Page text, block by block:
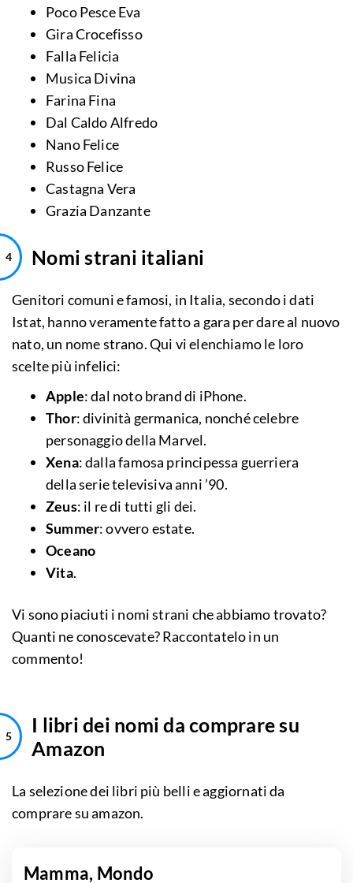
Poco Pesce Eva
Gira Crocefisso
Falla Felicia
Musica Divina
Farina Fina
Dal Caldo Alfredo
Nano Felice
Russo Felice
Castagna Vera
Grazia Danzante
Nomi strani italiani
Genitori comuni e famosi, in Italia, secondo i dati
Istat, hanno veramente fatto a gara per dare al nuovo
nato, un nome strano. Qui vi elenchiamo le loro
scelte più infelici:
Apple: dal noto brand di iPhone.
Thor: divinità germanica, nonché celebre
personaggio della Marvel.
Xena: dalla famosa principessa guerriera
della serie televisiva anni ’90.
Zeus: il re di tutti gli dei.
Summer: ovvero estate.
Oceano
Vita.
Vi sono piaciuti i nomi strani che abbiamo trovato?
Quanti ne conoscevate? Raccontatelo in un
commento!
I libri dei nomi da comprare su
Amazon
La selezione dei libri più belli e aggiornati da
comprare su amazon.
Mamma, Mondo